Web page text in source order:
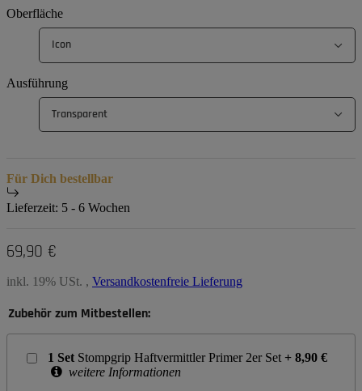
Oberfläche
Icon
Ausführung
Transparent
Für Dich bestellbar
Lieferzeit: 5 - 6 Wochen
69,90 €
inkl. 19% USt. , Versandkostenfreie Lieferung
Zubehör zum Mitbestellen:
1 Set Stompgrip Haftvermittler Primer 2er Set + 8,90 €
weitere Informationen